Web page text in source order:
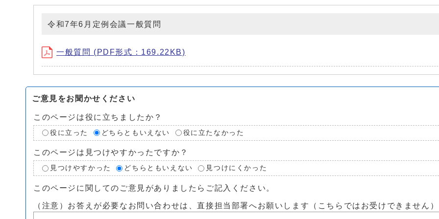
令和7年6月定例会議一般質問
一般質問 (PDF形式：169.22KB)
ご意見をお聞かせください
このページは役に立ちましたか？
役に立った どちらともいえない 役に立たなかった
このページは見つけやすかったですか？
見つけやすかった どちらともいえない 見つけにくかった
このページに関してのご意見がありましたらご記入ください。
（注意）お答えが必要なお問い合わせは、直接担当部署へお願いします（こちらではお受けできません